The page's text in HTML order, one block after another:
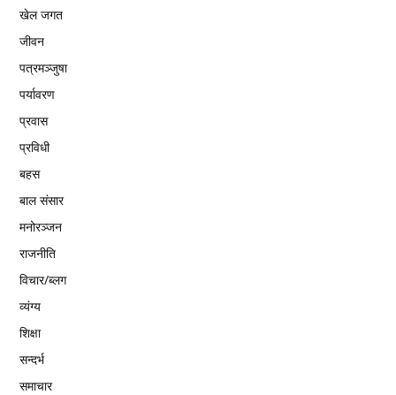
खेल जगत
जीवन
पत्रमञ्जुषा
पर्यावरण
प्रवास
प्रविधी
बहस
बाल संसार
मनोरञ्जन
राजनीति
विचार/ब्लग
व्यंग्य
शिक्षा
सन्दर्भ
समाचार